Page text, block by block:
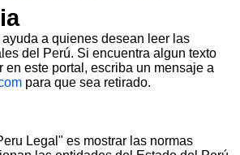
a quienes desean leer las
del Perú. Si encuentra algun texto
en este portal, escriba un mensaje a
para que sea retirado.
Legal" es mostrar las normas